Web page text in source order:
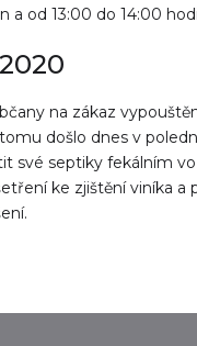
a od 13:00 do 14:00
na zákaz
došlo dnes v
své septiky fekálním
ke zjištění viníka a